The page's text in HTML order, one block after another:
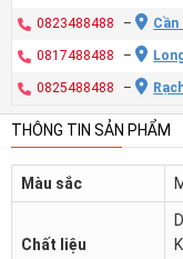
0823488488 – Cần
0817488488 –
0825488488 –
THÔNG TIN SẢN PHẨM
Màu sắc
Chất liệu